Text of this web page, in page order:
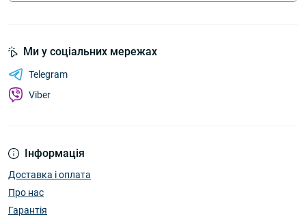
Інформація
Доставка і оплата
Про нас
Гарантія
Ми у соціальних мережах
Telegram
Viber